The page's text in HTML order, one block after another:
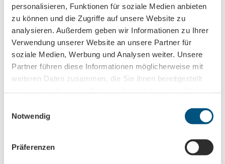
personalisieren, Funktionen für soziale Medien anbieten
zu können und die Zugriffe auf unsere Website zu
analysieren. Außerdem geben wir Informationen zu Ihrer
Verwendung unserer Website an unsere Partner für
soziale Medien, Werbung und Analysen weiter. Unsere
Partner führen diese Informationen möglicherweise mit
weiteren Daten zusammen, die Sie ihnen bereitgestellt
Notwendig
Präferenzen
Jahr organisiert das soziokulturelle Zentrumdie naToden
„Prix de Tacot“. DasSeifenkistenrennenumfasst mehrere
Disziplinen: Massenstart (Bergaufschieben), Zeitfahren (eine
Runde auf dem Gipfelplateau), Abfahrt zum Fuße des Berges
und Ingenieurliga D, in der die Teams auf dem Bergplateau aus
mitgebrachten unbearbeiteten Materialien und Werkzeugen
unter den Augen der Zuschauer in vier Stunden das beste
Gefährt bauen müssen.